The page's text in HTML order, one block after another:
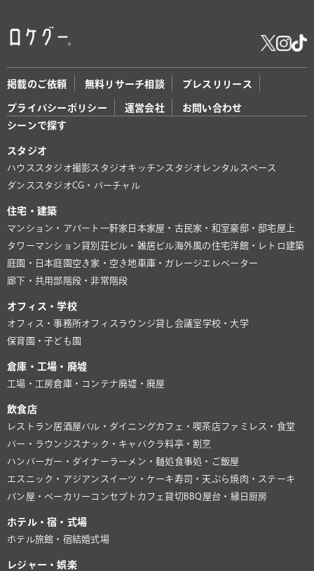
掲載のご依頼 無料リサーチ相談 プレスリリース
プライバシーポリシー 運営会社
お問い合わせ
シーンで探す
スタジオ
ハウススタジオ撮影スタジオキッチンスタジオ レンタルスペース
ダンススタジオCG・バーチャル
住宅・建築
マンション・アパート 一軒家 日本家屋・古民家・和室豪邸・邸宅屋上
タワーマンション貸別荘ビル・雑居ビル海外風の住宅洋館・レトロ建築
庭園・日本庭園 空き家・空き地 車庫・ガレージ エレベーター
廊下・共用部 階段・非常階段
オフィス・学校
オフィス・事務所オフィスラウンジ貸し会議室学校・大学
保育園・子ども園
倉庫・工場・廃墟
工場・工房倉庫・コンテナ廃墟・廃屋
飲食店
レストラン居酒屋バル・ダイニングカフェ・喫茶店ファミレス・食堂
バー・ラウンジ スナック・キャバクラ料亭・割烹
ハンバーガー・ダイナーラーメン・麺処食事処・ご飯屋
エスニック・アジアン スイーツ・ケーキ寿司・天ぷら焼肉・ステーキ
パン屋・ベーカリー コンセプトカフェ貸切BBQ 屋台・縁日 厨房
ホテル・宿・式場
ホテル旅館・宿結婚式場
レジャー・娯楽